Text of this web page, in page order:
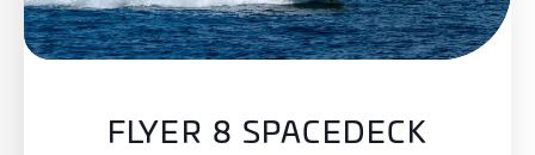
FLYER 8 SPACEDECK